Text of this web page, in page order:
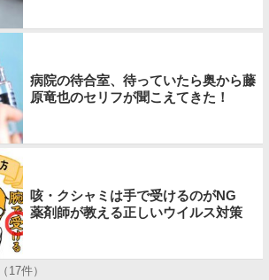
病院の待合室、待っていたら奥から藤
原竜也のセリフが聞こえてきた！
咳・クシャミは手で受けるのがNG
薬剤師が教える正しいウイルス対策
17件）